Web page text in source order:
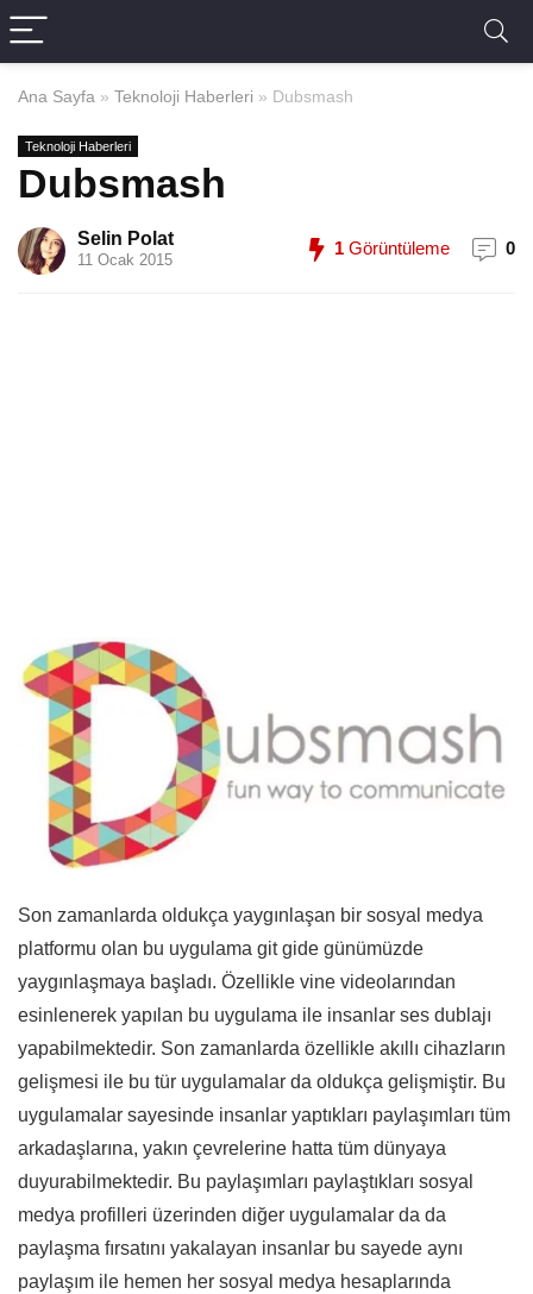
Ana Sayfa » Teknoloji Haberleri » Dubsmash
Teknoloji Haberleri
Dubsmash
Selin Polat
11 Ocak 2015
1 Görüntüleme 0
Son zamanlarda oldukça yaygınlaşan bir sosyal medya
platformu olan bu uygulama git gide günümüzde
yaygınlaşmaya başladı. Özellikle vine videolarından
esinlenerek yapılan bu uygulama ile insanlar ses dublajı
yapabilmektedir. Son zamanlarda özellikle akıllı cihazların
gelişmesi ile bu tür uygulamalar da oldukça gelişmiştir. Bu
uygulamalar sayesinde insanlar yaptıkları paylaşımları tüm
arkadaşlarına, yakın çevrelerine hatta tüm dünyaya
duyurabilmektedir. Bu paylaşımları paylaştıkları sosyal
medya profilleri üzerinden diğer uygulamalar da da
paylaşma fırsatını yakalayan insanlar bu sayede aynı
paylaşım ile hemen her sosyal medya hesaplarında